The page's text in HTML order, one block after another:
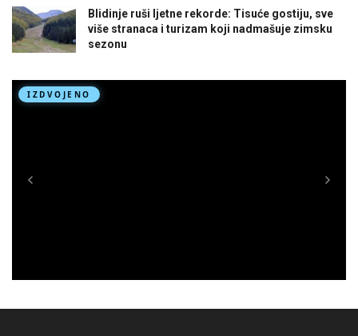
Blidinje ruši ljetne rekorde: Tisuće gostiju, sve
više stranaca i turizam koji nadmašuje zimsku
sezonu